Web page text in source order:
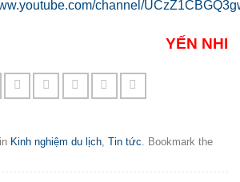
channel/
YẾN NHI
Kinh nghiệm du lịch Tin tức . Bookmark the